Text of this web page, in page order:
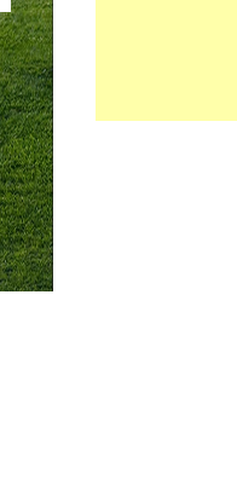
MARCOS